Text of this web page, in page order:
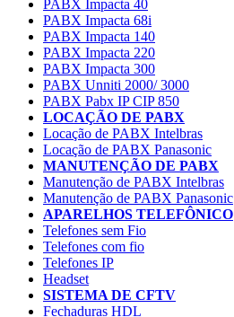
PABX Impacta 40
PABX Impacta 68i
PABX Impacta 140
PABX Impacta 220
PABX Impacta 300
PABX Unniti 2000/ 3000
PABX Pabx IP CIP 850
LOCAÇÃO DE PABX
Locação de PABX Intelbras
Locação de PABX Panasonic
MANUTENÇÃO DE PABX
Manutenção de PABX Intelbras
Manutenção de PABX Panasonic
APARELHOS TELEFÔNICO
Telefones sem Fio
Telefones com fio
Telefones IP
Headset
SISTEMA DE CFTV
Fechaduras HDL